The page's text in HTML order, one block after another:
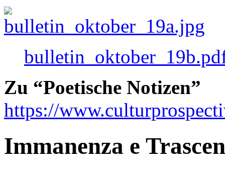
Zu “Poetische Notizen”
https://
Immanenza e